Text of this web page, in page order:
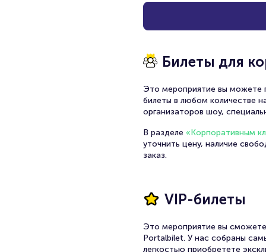
Билеты для
Это мероприятие вы можете
билеты в любом количестве
организаторов шоу,
В разделе «Корпоративным
уточнить цену, наличие
заказ.
VIP-билеты
Это мероприятие вы
Portalbilet. У нас собраны
легкостью приобретете